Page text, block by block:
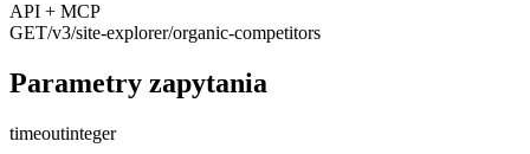
API + MCP
GET/v3/site-explorer/organic-competitors
Parametry zapytania
timeoutinteger